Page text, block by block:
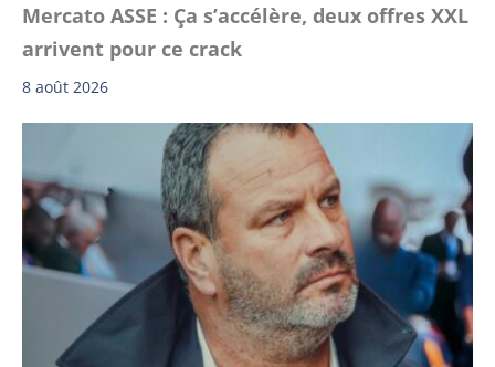
Mercato ASSE : Ça s’accélère, deux offres XXL
arrivent pour ce crack
8 août 2026